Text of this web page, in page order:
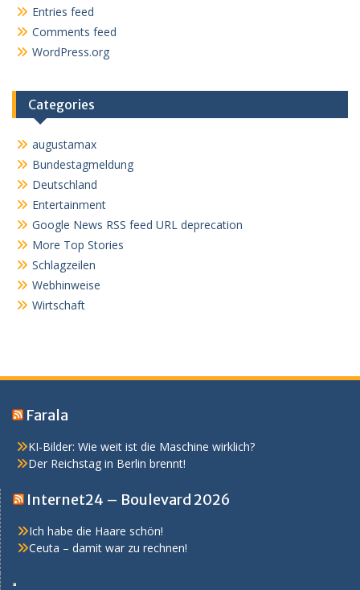
Entries feed
Comments feed
WordPress.org
Categories
augustamax
Bundestagmeldung
Deutschland
Entertainment
Google News RSS feed URL deprecation
More Top Stories
Schlagzeilen
Webhinweise
Wirtschaft
Farala
KI-Bilder: Wie weit ist die Maschine wirklich?
Der Reichstag in Berlin brennt!
Internet24 – Boulevard 2026
Ich habe die Haare schön!
Ceuta – damit war zu rechnen!